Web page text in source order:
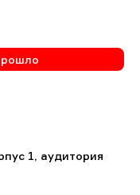
1, аудитория